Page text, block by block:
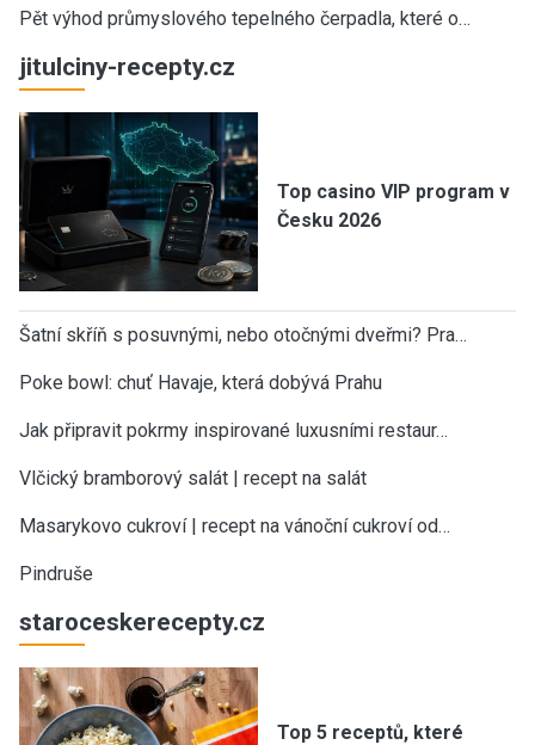
Pět výhod průmyslového tepelného čerpadla, které o…
jitulciny-recepty.cz
Top casino VIP program v
Česku 2026
Šatní skříň s posuvnými, nebo otočnými dveřmi? Pra…
Poke bowl: chuť Havaje, která dobývá Prahu
Jak připravit pokrmy inspirované luxusními restaur…
Vlčický bramborový salát | recept na salát
Masarykovo cukroví | recept na vánoční cukroví od…
Pindruše
staroceskerecepty.cz
Top 5 receptů, které